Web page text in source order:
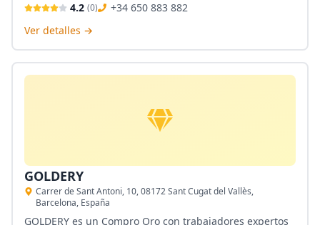
obtienen la mayor atención y la máxima tasación
posible. Además, tienen una tienda virtual en su web.
4.2 (0)
+34 650 883 882
Ver detalles →
GOLDERY
Carrer de Sant Antoni, 10, 08172 Sant Cugat del Vallès,
Barcelona, España
GOLDERY es un Compro Oro con trabajadores expertos